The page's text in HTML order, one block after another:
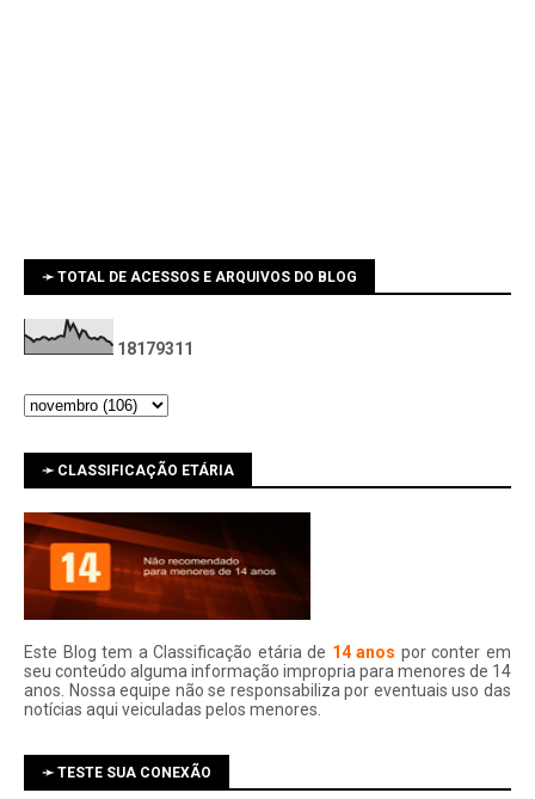
➛ TOTAL DE ACESSOS E ARQUIVOS DO BLOG
18179311
➛ CLASSIFICAÇÃO ETÁRIA
Este Blog tem a Classificação etária de 14 anos por conter em
seu conteúdo alguma informação impropria para menores de 14
anos. Nossa equipe não se responsabiliza por eventuais uso das
notí­cias aqui veiculadas pelos menores.
➛ TESTE SUA CONEXÃO